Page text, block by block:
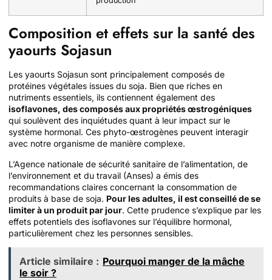
Composition et effets sur la santé des
yaourts Sojasun
Les yaourts Sojasun sont principalement composés de
protéines végétales issues du soja. Bien que riches en
nutriments essentiels, ils contiennent également des
isoflavones, des composés aux propriétés œstrogéniques
qui soulèvent des inquiétudes quant à leur impact sur le
système hormonal. Ces phyto-œstrogènes peuvent interagir
avec notre organisme de manière complexe.
L’Agence nationale de sécurité sanitaire de l’alimentation, de
l’environnement et du travail (Anses) a émis des
recommandations claires concernant la consommation de
produits à base de soja. Pour les adultes, il est conseillé de se
limiter à un produit par jour. Cette prudence s’explique par les
effets potentiels des isoflavones sur l’équilibre hormonal,
particulièrement chez les personnes sensibles.
Article similaire : Pourquoi manger de la mâche
le soir ?